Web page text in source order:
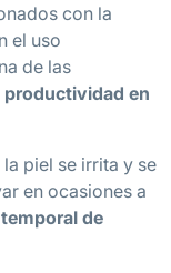
con la
el uso
de las
productividad en
piel se irrita y se
en ocasiones a
de